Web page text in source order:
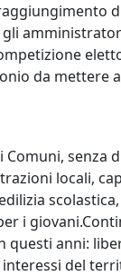
da mettere
senza
locali,
i
anni:
del